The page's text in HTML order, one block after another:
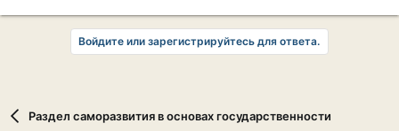
Войдите или зарегистрируйтесь для ответа.
Раздел саморазвития в основах государственности